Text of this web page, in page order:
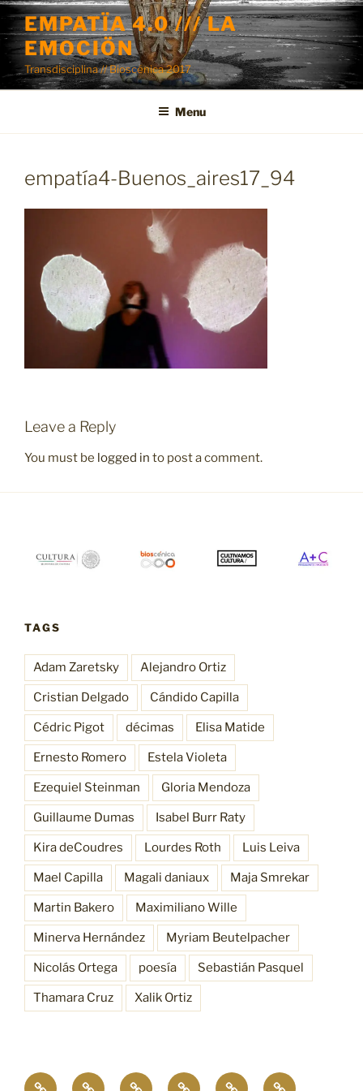
Skip
to
content
EMPATÏA 4.0 /// LA
EMOCIÖN
Transdisciplina // Bioscénica 2017
Menu
empatía4-Buenos_aires17_94
Leave a Reply
You must be logged in to post a comment.
TAGS
Adam Zaretsky Alejandro Ortiz
Cristian Delgado Cándido Capilla
Cédric Pigot décimas Elisa Matide
Ernesto Romero Estela Violeta
Ezequiel Steinman Gloria Mendoza
Guillaume Dumas Isabel Burr Raty
Kira deCoudres Lourdes Roth Luis Leiva
Mael Capilla Magali daniaux Maja Smrekar
Martin Bakero Maximiliano Wille
Minerva Hernández Myriam Beutelpacher
Nicolás Ortega poesía Sebastián Pasquel
Thamara Cruz Xalik Ortiz
Empatía¿QuiénesAntecedentesProcesosFuncionesResonancia